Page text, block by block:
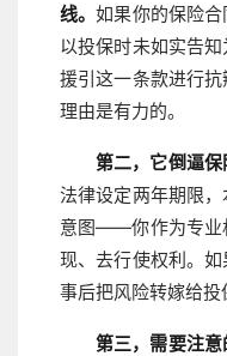
线。如果你的保险
以投保时未如实告
援引这一条款进行
理由是有力的。
第二，它倒逼保
法律设定两年期限
意图——你作为专业
现、去行使权利。
事后把风险转嫁给投
第三，需要注意